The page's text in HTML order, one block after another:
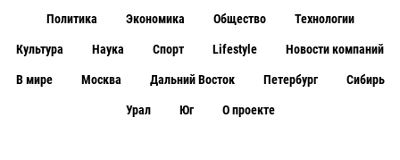
Политика Экономика Общество Технологии
Культура Наука Спорт Lifestyle Новости компаний
В мире Москва Дальний Восток Петербург Сибирь
Урал Юг О проекте